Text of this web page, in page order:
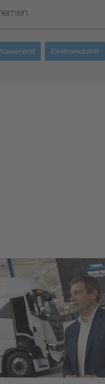
energies
Elektromobilität